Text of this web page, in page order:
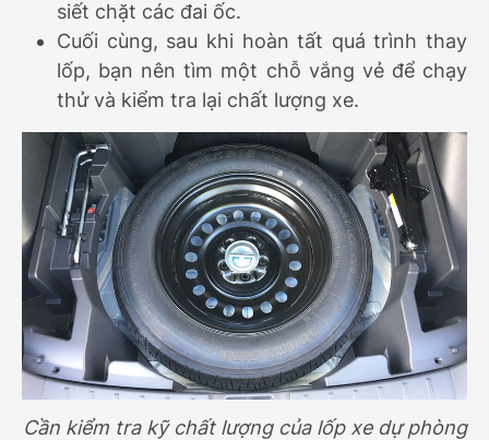
siết chặt các đai ốc.
Cuối cùng, sau khi hoàn tất quá trình thay
lốp, bạn nên tìm một chỗ vắng vẻ để chạy
thử và kiểm tra lại chất lượng xe.
Cần kiểm tra kỹ chất lượng của lốp xe dự phòng